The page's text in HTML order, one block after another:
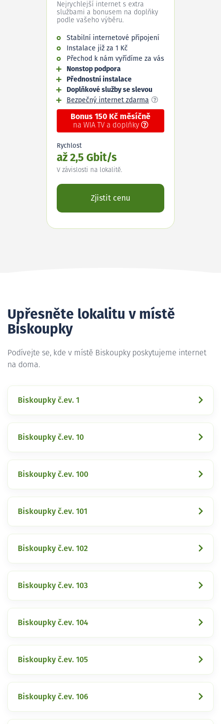
Nejrychlejší internet s extra
službami a bonusem na doplňky
podle vašeho výběru.
Stabilní internetové připojení
Instalace již za 1 Kč
Přechod k nám vyřídíme za vás
Nonstop podpora
Přednostní instalace
Doplňkové služby se slevou
Bezpečný internet zdarma
Bonus 150 Kč měsíčně
na WIA TV a doplňky
Rychlost
až 2,5 Gbit/s
V závislosti na lokalitě.
Zjistit cenu
Upřesněte lokalitu v místě
Biskoupky
Podívejte se, kde v místě Biskoupky poskytujeme internet
na doma.
Biskoupky č.ev. 1
Biskoupky č.ev. 10
Biskoupky č.ev. 100
Biskoupky č.ev. 101
Biskoupky č.ev. 102
Biskoupky č.ev. 103
Biskoupky č.ev. 104
Biskoupky č.ev. 105
Biskoupky č.ev. 106